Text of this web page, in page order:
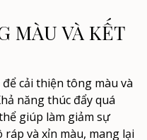
MÀU VÀ KẾT
cải thiện tông màu và
năng thúc đẩy quá
giúp làm giảm sự
ráp và xỉn màu, mang lại